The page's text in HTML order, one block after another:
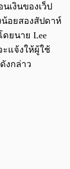
เงินของเว็ป
น้อยสองสัปดาห์
ยนาย Lee
ะแจ้งให้ผู้ใช้
งกล่าว